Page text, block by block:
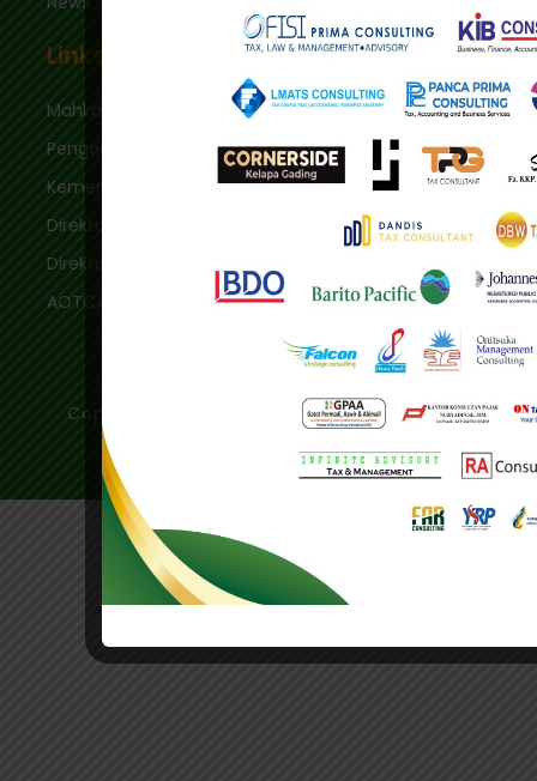
Links
Mahkamah Agung
Pengadilan Pajak
Kementerian Keuangan
Direktorat Jenderal Pajak
Direktorat Jenderal Bea & Cukai
AOTCA
Copyright © 2020 - Ikatan Konsultan Pajak